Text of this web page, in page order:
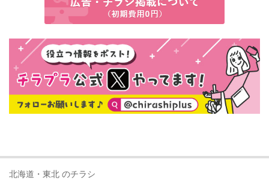
北海道・東北 のチラシ